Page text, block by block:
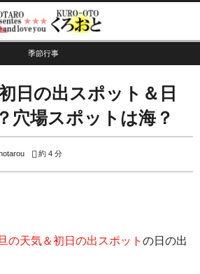
季節行事
日の出スポット＆日
穴場スポットは海？
約 4 分
の天気＆初日の出スポット の日の出